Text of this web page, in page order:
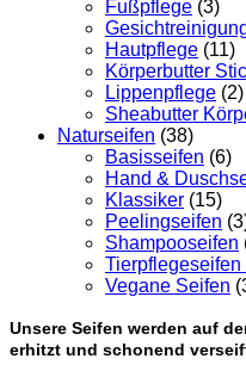
Fußpflege (3)
Hautpflege (11)
Körperbutter
Lippenpflege (2)
Sheabutter
Naturseifen (38)
Basisseifen (6)
Hand &
Klassiker (15)
Peelingseifen
Shampooseifen
Tierpflegeseifen
Vegane Seifen
Unsere Seifen werden auf
erhitzt und schonend